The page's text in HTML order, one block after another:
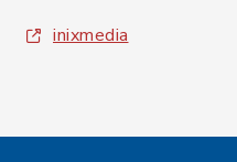
inixmedia